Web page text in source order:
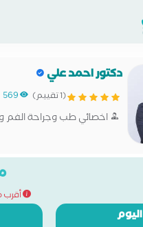
دكتور احمد علي
(1 تقييم) 569
اخصائي طب وجراحة الفم
أقرب
اليوم